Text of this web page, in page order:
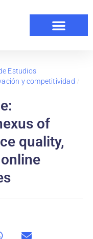
Estudios
y competitividad /
of
quality,